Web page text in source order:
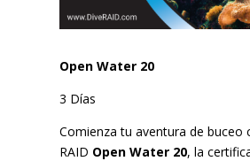
Open Water 20
3 Días
Comienza tu aventura de buceo
RAID Open Water 20, la